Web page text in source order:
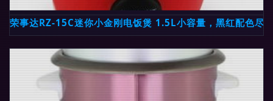
荣事达RZ-15C迷你小金刚电饭煲 1.5L小容量，黑红配色尽